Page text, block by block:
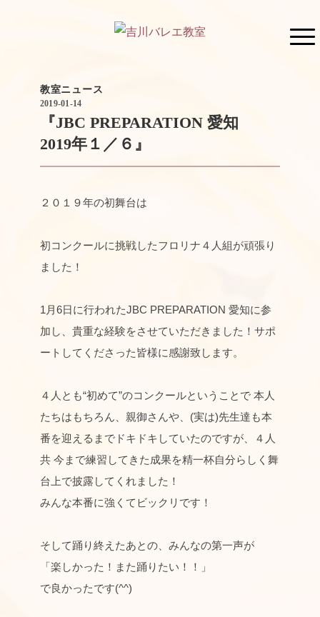
教室ニュース
2019-01-14
『JBC PREPARATION 愛知
2019年１／６』
２０１９年の初舞台は
初コンクールに挑戦したフロリナ４人組が頑張り
ました！
1月6日に行われたJBC PREPARATION 愛知に参
加し、貴重な経験をさせていただきました！ サポ
ートしてくださった皆様に感謝致します。
４人とも“初めて”のコンクールということで 本人
たちはもちろん、親御さんや、(実は)先生達も本
番を迎えるまでドキドキしていたのですが、４人
共 今まで練習してきた成果を精一杯自分らしく舞
台上で披露してくれました！
みんな本番に強くてビックリです！
そして踊り終えたあとの、みんなの第一声が
「楽しかった！また踊りたい！！」
で良かったです(^^)